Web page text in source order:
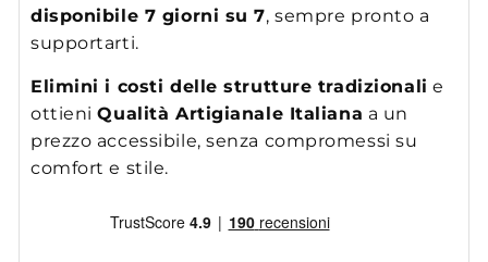
disponibile 7 giorni su 7, sempre pronto a
supportarti.
Elimini i costi delle strutture tradizionali e
ottieniQualità Artigianale Italiana a un
prezzo accessibile, senza compromessi su
comfort e stile.